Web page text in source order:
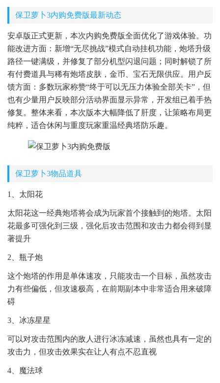
保卫萝卜3内购免费版最新动态
安卓版正式更新，本次内购免费版全面优化了游戏体验。功
能改进方面：新增“无尽挑战”模式自动挂机功能，炮塔升级
路径一键满级，并修复了部分机型闪退问题；同时解锁了所
有付费道具与稀有炮塔皮肤，金币、宝石无限供应。用户反
馈方面：多数玩家称赞“终于可以无压力体验全部关卡”，但
也有少量用户反映部分活动界面显示异常，开发组已着手热
修复。整体来看，本次版本大幅降低了肝度，让策略布局更
纯粹，适合休闲与重度玩家重温经典塔防乐趣。
保卫萝卜3物品道具
1、太阳花
太阳花这一经典炮塔将会成为玩家首个接触到的炮塔。太阳
花最多可强化到三级，强化后攻击范围和攻击力都会得到显
著提升
2、瓶子炮
这个炮塔的作用是单体速攻，只能攻击一个目标，虽然攻击
力有些偏低，但攻速极高，在前期副本中非常适合用来破障
碍
3、冰冻星星
可以对攻击范围内的敌人进行冰冻减速，虽然也具有一定的
攻击力，但攻击效果实在让人有点不忍直视
4、魔法球